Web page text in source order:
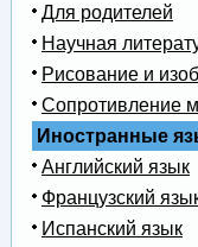
Для родителей
Научная
Рисование и
Сопротивление
Иностранные
Английский язык
Французский
Испанский язык